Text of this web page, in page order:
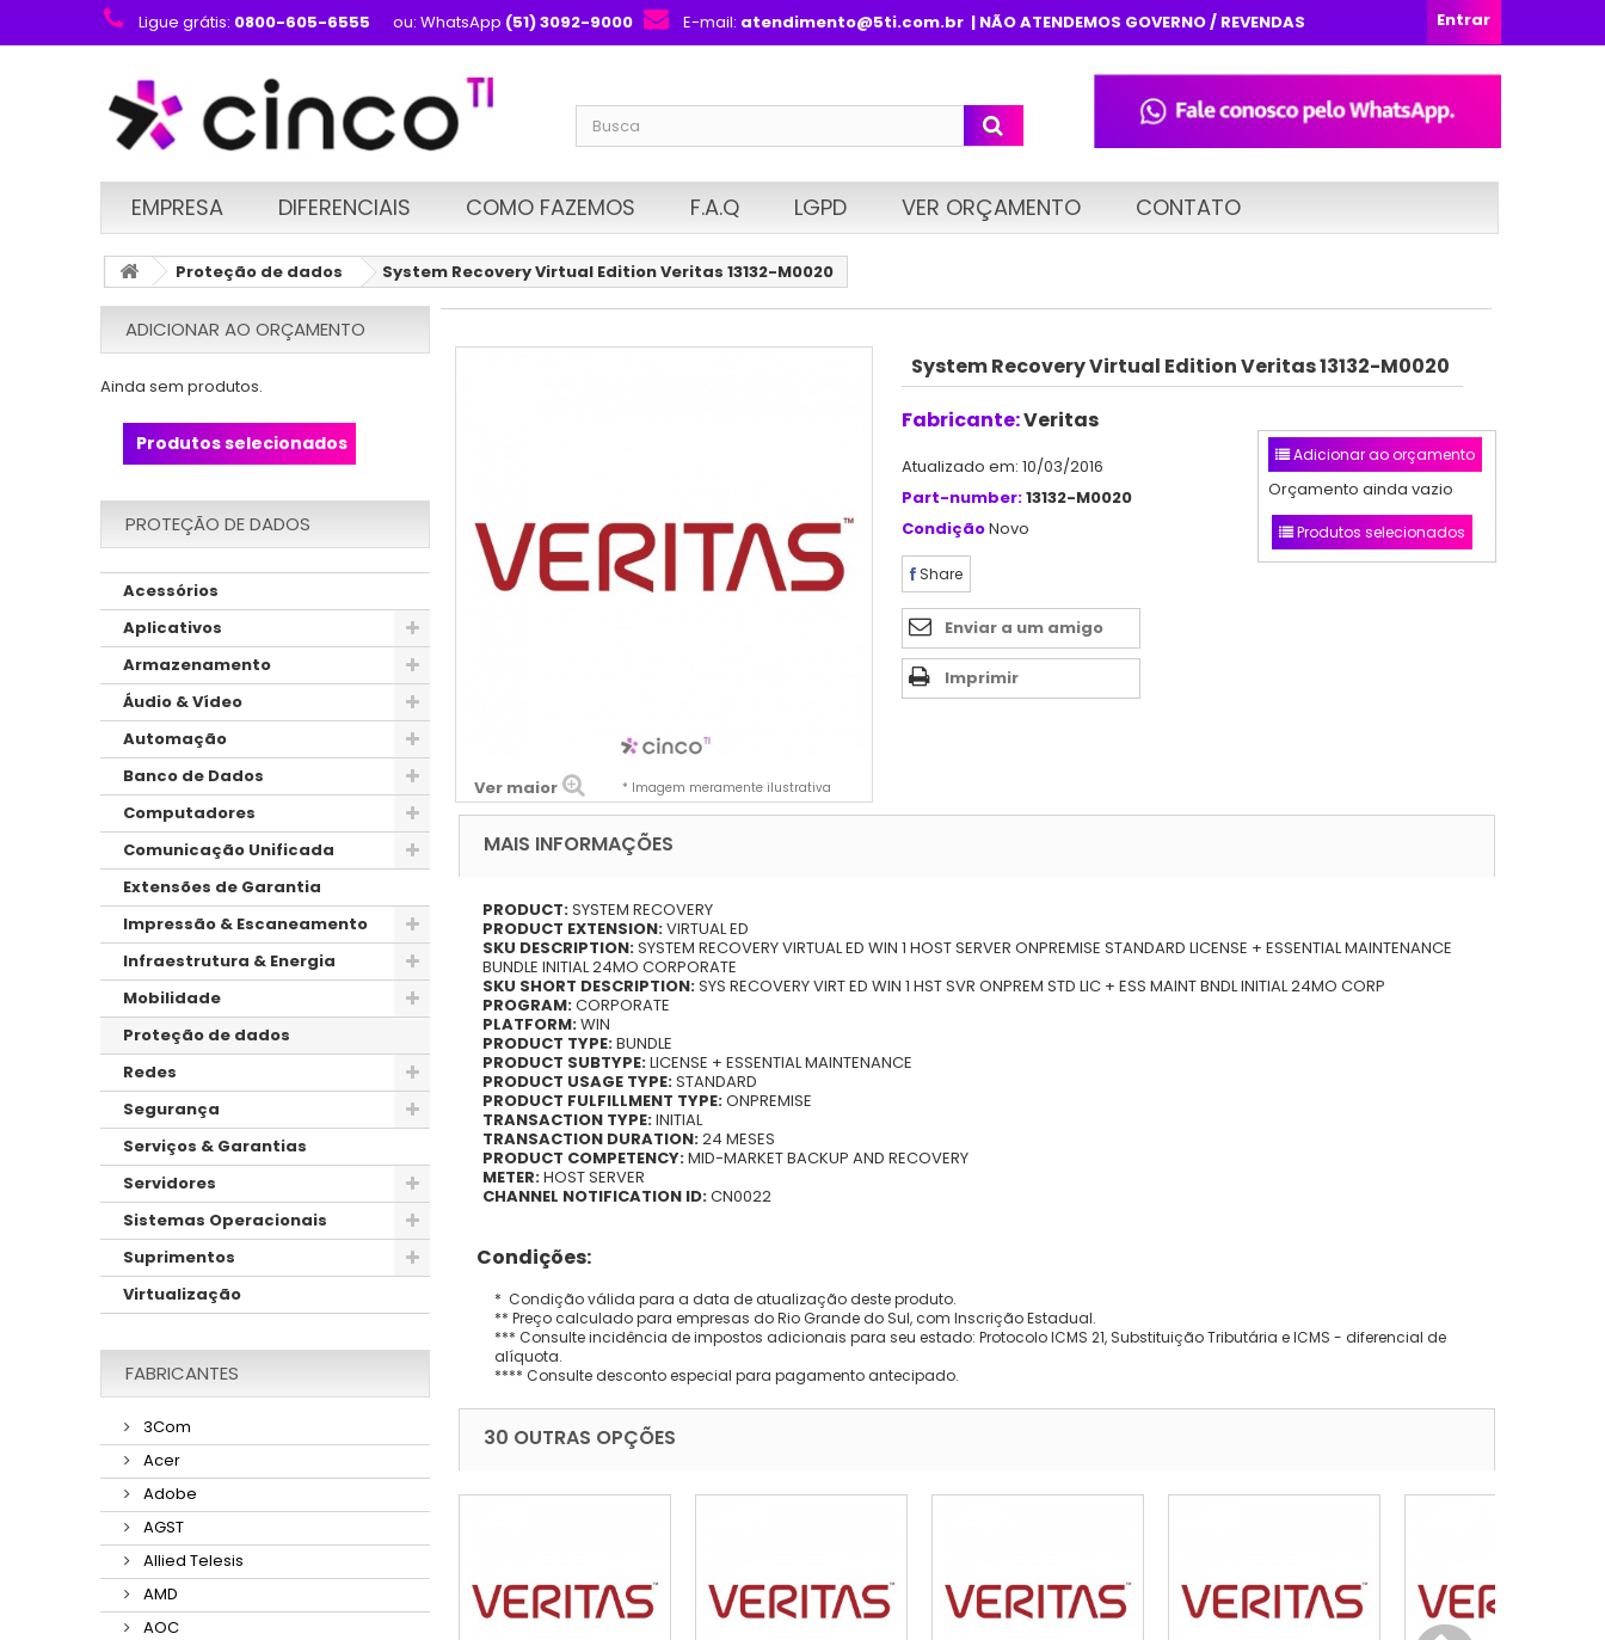
Entrar
Ligue grátis: 0800-605-6555 ou: WhatsApp (51) 3092-9000 E-mail: atendimento@5ti.com.br| NÃO ATENDEMOS GOVERNO / REVENDAS
EMPRESA DIFERENCIAIS COMO FAZEMOS F.A.Q LGPD VER ORÇAMENTO CONTATO
Proteção de dados System Recovery Virtual Edition Veritas 13132-M0020
ADICIONAR AO ORÇAMENTO
Ainda sem produtos.
Produtos selecionados
PROTEÇÃO DE DADOS
Acessórios
Aplicativos
Armazenamento
Áudio & Vídeo
Automação
Banco de Dados
Computadores
Comunicação Unificada
Extensões de Garantia
Impressão & Escaneamento
Infraestrutura & Energia
Mobilidade
Proteção de dados
Redes
Segurança
Serviços & Garantias
Servidores
Sistemas Operacionais
Suprimentos
Virtualização
FABRICANTES
3Com
Acer
Adobe
AGST
Allied Telesis
AMD
AOC
Ver maior * Imagem meramente ilustrativa
System Recovery Virtual Edition Veritas 13132-M0020
Fabricante:Veritas
Atualizado em: 10/03/2016
Part-number:13132-M0020
CondiçãoNovo
Share
Enviar a um amigo
Imprimir
Adicionar ao orçamento
Orçamento ainda vazio
Produtos selecionados
MAIS INFORMAÇÕES
PRODUCT:SYSTEM RECOVERY
PRODUCT EXTENSION:VIRTUAL ED
SKU DESCRIPTION:SYSTEM RECOVERY VIRTUAL ED WIN 1 HOST SERVER ONPREMISE STANDARD LICENSE + ESSENTIAL MAINTENANCE
BUNDLE INITIAL 24MO CORPORATE
SKU SHORT DESCRIPTION:SYS RECOVERY VIRT ED WIN 1 HST SVR ONPREM STD LIC + ESS MAINT BNDL INITIAL 24MO CORP
PROGRAM:CORPORATE
PLATFORM:WIN
PRODUCT TYPE:BUNDLE
PRODUCT SUBTYPE:LICENSE + ESSENTIAL MAINTENANCE
PRODUCT USAGE TYPE:STANDARD
PRODUCT FULFILLMENT TYPE:ONPREMISE
TRANSACTION TYPE:INITIAL
TRANSACTION DURATION:24 MESES
PRODUCT COMPETENCY:MID-MARKET BACKUP AND RECOVERY
METER:HOST SERVER
CHANNEL NOTIFICATION ID:CN0022
Condições:
* Condição válida para a data de atualização deste produto.
** Preço calculado para empresas do Rio Grande do Sul, com Inscrição Estadual.
*** Consulte incidência de impostos adicionais para seu estado: Protocolo ICMS 21, Substituição Tributária e ICMS - diferencial de
alíquota.
**** Consulte desconto especial para pagamento antecipado.
30 OUTRAS OPÇÕES